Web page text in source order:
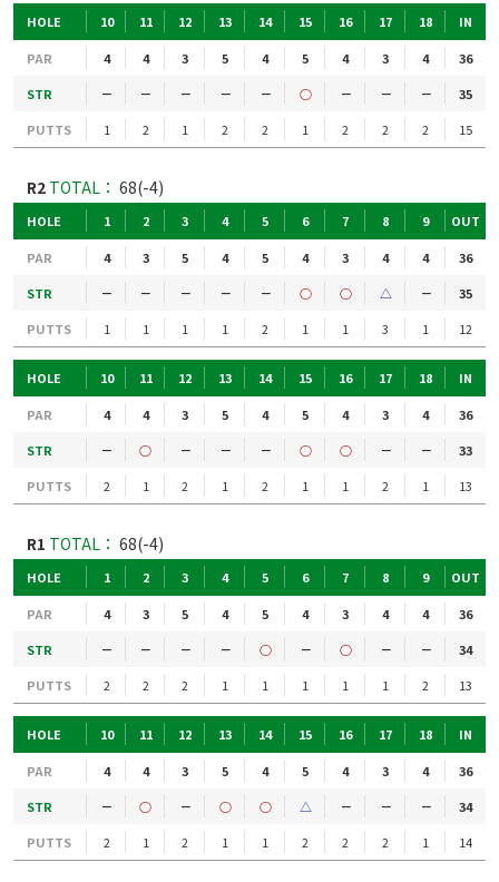
HOLE 10 11 12 13 14 15 16 17 18 IN
PAR 4 4 3 5 4 5 4 3 4
36
STR
－ － － － － ○ － － －
35
PUTTS
1 2 1 2 2 1 2 2 2 15
R2 TOTAL： 68(-4)
HOLE 1 2 3 4 5 6 7 8 9 OUT
PAR 4 3 5 4 5 4 3 4 4
36
STR
－ － － － － ○ ○ △ －
35
PUTTS
1 1 1 1 2 1 1 3 1 12
HOLE 10 11 12 13 14 15 16 17 18 IN
PAR 4 4 3 5 4 5 4 3 4
36
STR
－ ○ － － － ○ ○ － －
33
PUTTS
2 1 2 1 2 1 1 2 1 13
R1 TOTAL： 68(-4)
HOLE 1 2 3 4 5 6 7 8 9 OUT
PAR 4 3 5 4 5 4 3 4 4
36
STR
－ － － － ○ － ○ － －
34
PUTTS
2 2 2 1 1 1 1 1 2 13
HOLE 10 11 12 13 14 15 16 17 18 IN
PAR 4 4 3 5 4 5 4 3 4
36
STR
－ ○ － ○ ○ △ － － －
34
PUTTS
2 1 2 1 1 2 2 2 1 14